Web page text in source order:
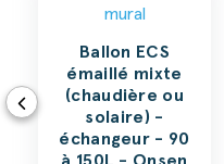
Ballon ECS
émaillé mixte
(chaudière ou
solaire) -
échangeur - 90